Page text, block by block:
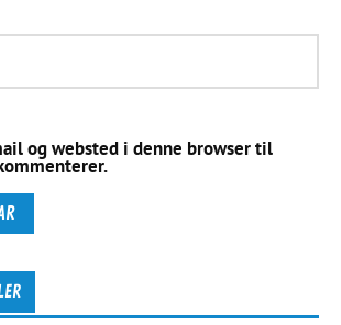
og websted i denne browser til